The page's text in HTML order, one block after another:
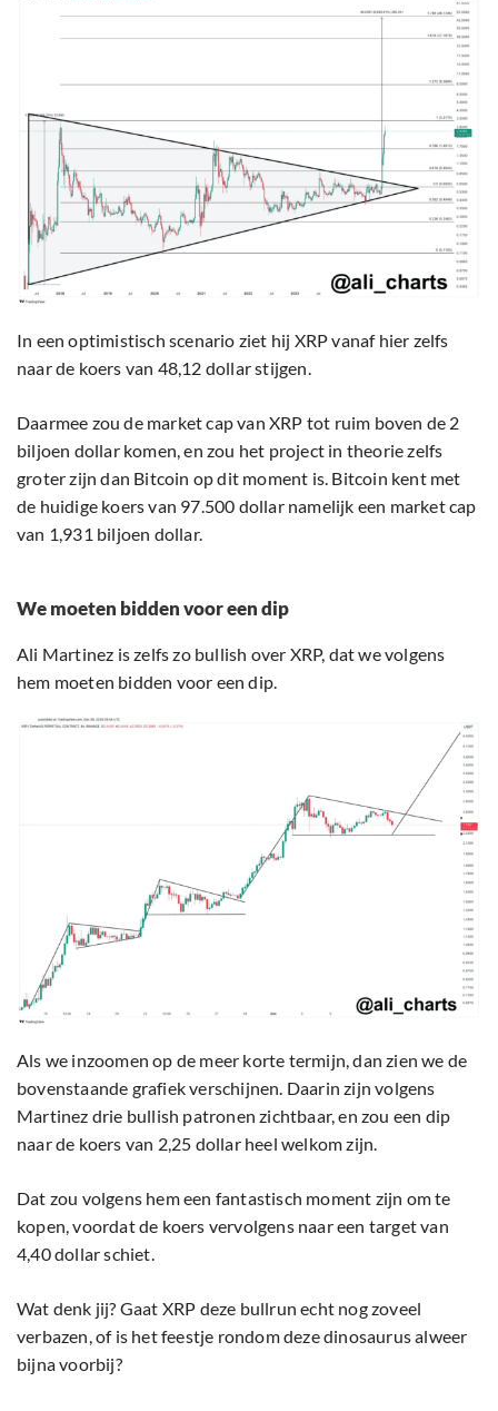
In een optimistisch scenario ziet hij XRP vanaf hier zelfs
naar de koers van 48,12 dollar stijgen.
Daarmee zou de market cap van XRP tot ruim boven de 2
biljoen dollar komen, en zou het project in theorie zelfs
groter zijn dan Bitcoin op dit moment is. Bitcoin kent met
de huidige koers van 97.500 dollar namelijk een market cap
van 1,931 biljoen dollar.
We moeten bidden voor een dip
Ali Martinez is zelfs zo bullish over XRP, dat we volgens
hem moeten bidden voor een dip.
Als we inzoomen op de meer korte termijn, dan zien we de
bovenstaande grafiek verschijnen. Daarin zijn volgens
Martinez drie bullish patronen zichtbaar, en zou een dip
naar de koers van 2,25 dollar heel welkom zijn.
Dat zou volgens hem een fantastisch moment zijn om te
kopen, voordat de koers vervolgens naar een target van
4,40 dollar schiet.
Wat denk jij? Gaat XRP deze bullrun echt nog zoveel
verbazen, of is het feestje rondom deze dinosaurus alweer
bijna voorbij?